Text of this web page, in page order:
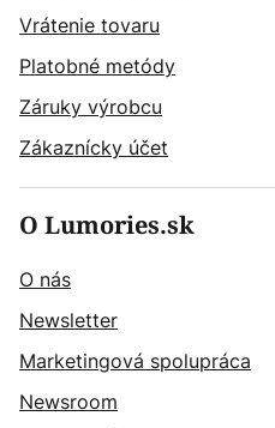
Vrátenie tovaru
Platobné metódy
Záruky výrobcu
Zákaznícky účet
O Lumories.sk
O nás
Newsletter
Marketingová spolupráca
Newsroom